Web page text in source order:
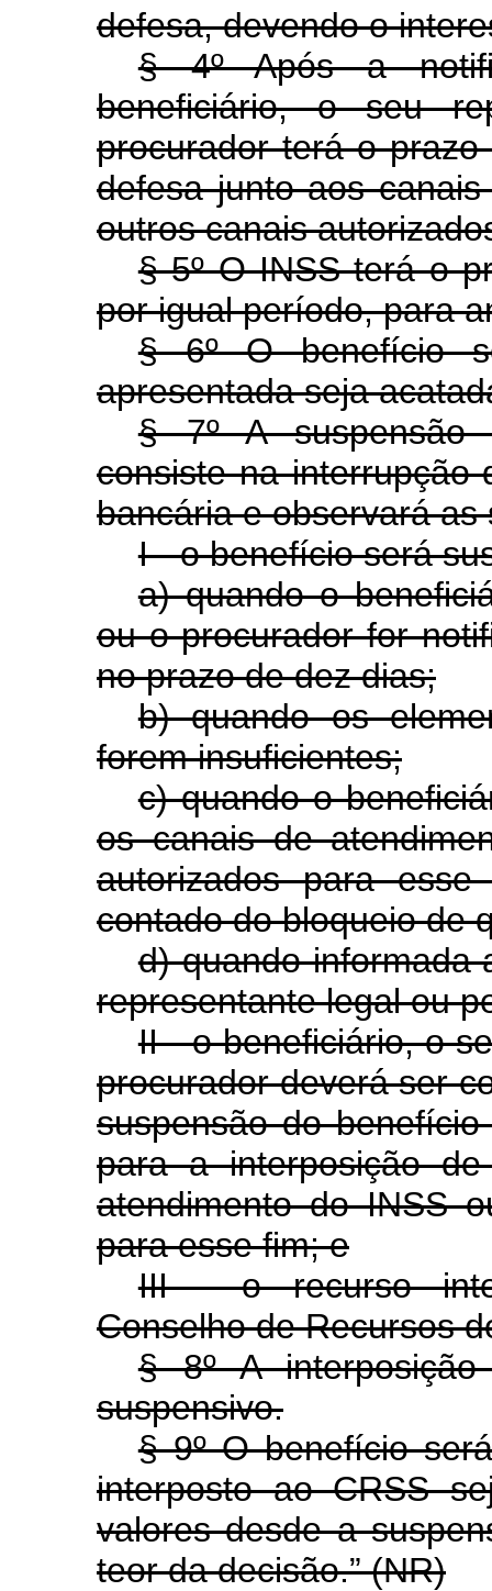
defesa, devendo o
§ 4º Após a
beneficiário, o seu
procurador terá o
defesa junto aos
outros canais
§ 5º O INSS terá o
por igual período, para
§ 6º O benefício
apresentada seja
§ 7º A suspensão
consiste na interrupção
bancária e observará as
I - o benefício será
a) quando o
ou o procurador for
no prazo de dez dias;
b) quando os
forem insuficientes;
c) quando o
os canais de
autorizados para
contado do bloqueio de
d) quando informada
representante legal ou
II - o beneficiário, o
procurador deverá ser
suspensão do
para a interposição
atendimento do INSS
para esse fim; e
III - o recurso
Conselho de Recursos
§ 8º A
suspensivo.
§ 9º O benefício
interposto ao CRSS
valores desde a
teor da decisão.” (NR)